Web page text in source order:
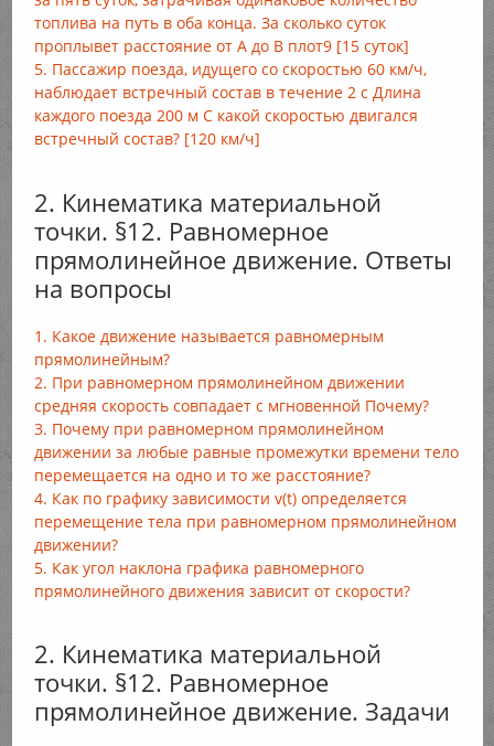
топлива на путь в оба конца. За сколько суток
проплывет расстояние от А до B плот9 [15 суток]
5. Пассажир поезда, идущего со скоростью 60 км/ч,
наблюдает встречный состав в течение 2 с Длина
каждого поезда 200 м С какой скоростью двигался
встречный состав? [120 км/ч]
2. Кинематика материальной
точки. §12. Равномерное
прямолинейное движение. Ответы
на вопросы
1. Какое движение называется равномерным
прямолинейным?
2. При равномерном прямолинейном движении
средняя скорость совпадает с мгновенной Почему?
3. Почему при равномерном прямолинейном
движении за любые равные промежутки времени тело
перемещается на одно и то же расстояние?
4. Как по графику зависимости v(t) определяется
перемещение тела при равномерном прямолинейном
движении?
5. Как угол наклона графика равномерного
прямолинейного движения зависит от скорости?
2. Кинематика материальной
точки. §12. Равномерное
прямолинейное движение. Задачи